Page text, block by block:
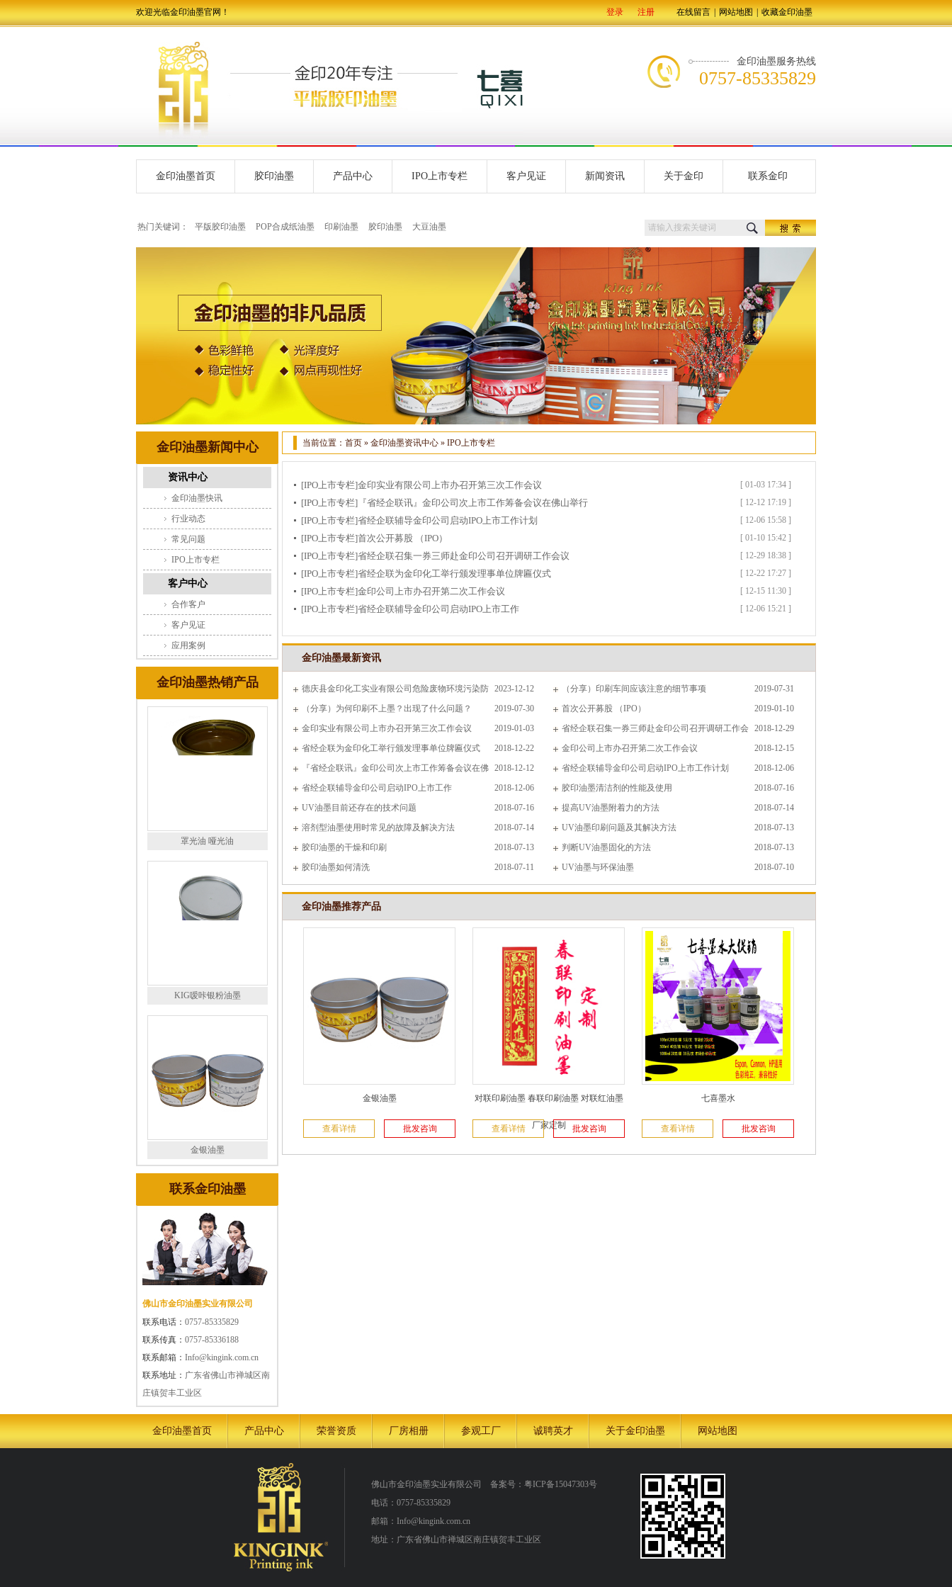
登录 注册 在线留言 网站地图 收藏金印油墨
欢迎光临金印油墨官网！
金印油墨服务热线
0757-85335829
金印油墨首页 胶印油墨 产品中心 IPO上市专栏 客户见证 新闻资讯 关于金印 联系金印
热门关键词： 平版胶印油墨 POP合成纸油墨 印刷油墨 胶印油墨 大豆油墨
金印油墨新闻中心
资讯中心
金印油墨快讯
行业动态
常见问题
IPO上市专栏
客户中心
合作客户
客户见证
应用案例
金印油墨热销产品
罩光油 哑光油
KIG嗳咔银粉油墨
金银油墨
联系金印油墨
佛山市金印油墨实业有限公司
联系电话： 0757-85335829
联系传真： 0757-85336188
联系邮箱： Info@kingink.com.cn
联系地址： 广东省佛山市禅城区南
庄镇贺丰工业区
当前位置： 首页 » 金印油墨资讯中心 » IPO上市专栏
[IPO上市专栏]金印实业有限公司上市办召开第三次工作会议 [ 01-03 17:34 ]
[IPO上市专栏] 『省经企联讯』金印公司次上市工作筹备会议在佛山举行 [ 12-12 17:19 ]
[IPO上市专栏]省经企联辅导金印公司启动IPO上市工作计划 [ 12-06 15:58 ]
[IPO上市专栏]首次公开募股 （IPO） [ 01-10 15:42 ]
[IPO上市专栏]省经企联召集一券三师赴金印公司召开调研工作会议 [ 12-29 18:38 ]
[IPO上市专栏]省经企联为金印化工举行颁发理事单位牌匾仪式 [ 12-22 17:27 ]
[IPO上市专栏]金印公司上市办召开第二次工作会议 [ 12-15 11:30 ]
[IPO上市专栏]省经企联辅导金印公司启动IPO上市工作 [ 12-06 15:21 ]
金印油墨最新资讯
2023-12-12
德庆县金印化工实业有限公司危险废物环境污染防
治信息公示
2019-07-31
（分享）印刷车间应该注意的细节事项
2019-07-30
（分享）为何印刷不上墨？出现了什么问题？ 2019-01-10
首次公开募股 （IPO）
2019-01-03
金印实业有限公司上市办召开第三次工作会议 2018-12-29
省经企联召集一券三师赴金印公司召开调研工作会
议
2018-12-22
省经企联为金印化工举行颁发理事单位牌匾仪式 2018-12-15
金印公司上市办召开第二次工作会议
2018-12-12
『省经企联讯』金印公司次上市工作筹备会议在佛
山举行
2018-12-06
省经企联辅导金印公司启动IPO上市工作计划
2018-12-06
省经企联辅导金印公司启动IPO上市工作 2018-07-16
胶印油墨清洁剂的性能及使用
2018-07-16
UV油墨目前还存在的技术问题 2018-07-14
提高UV油墨附着力的方法
2018-07-14
溶剂型油墨使用时常见的故障及解决方法 2018-07-13
UV油墨印刷问题及其解决方法
2018-07-13
胶印油墨的干燥和印刷 2018-07-13
判断UV油墨固化的方法
2018-07-11
胶印油墨如何清洗 2018-07-10
UV油墨与环保油墨
金印油墨推荐产品
金银油墨
查看详情 批发咨询
对联印刷油墨 春联印刷油墨 对联红油墨
厂家定制
查看详情 批发咨询
七喜墨水
查看详情 批发咨询
金印油墨首页 产品中心 荣誉资质 厂房相册 参观工厂 诚聘英才 关于金印油墨 网站地图
佛山市金印油墨实业有限公司 备案号： 粤ICP备15047303号
电话：0757-85335829
邮箱：Info@kingink.com.cn
地址：广东省佛山市禅城区南庄镇贺丰工业区